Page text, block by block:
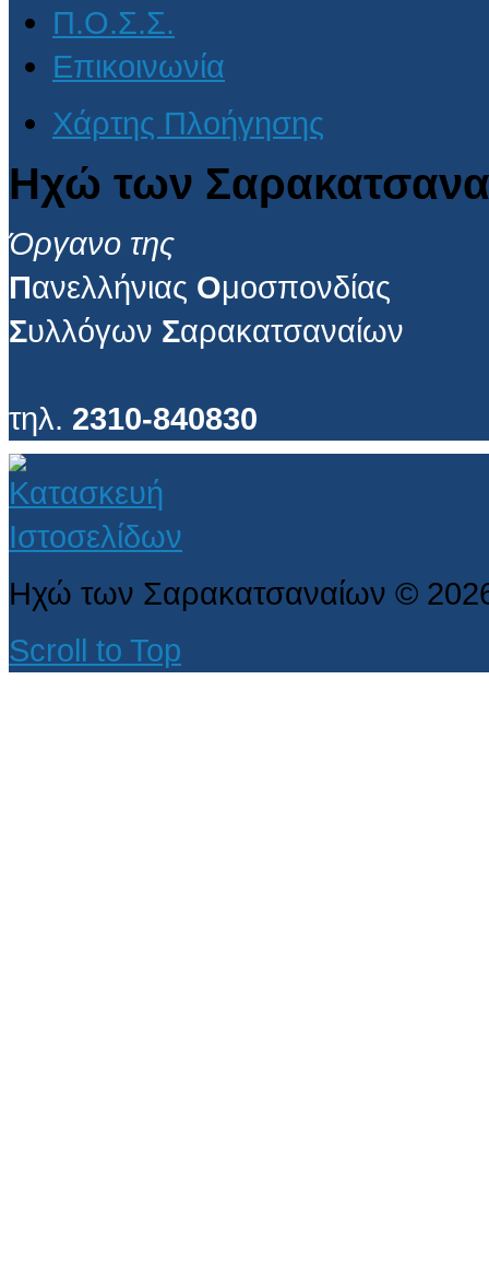
Π.Ο.Σ.Σ.
Επικοινωνία
Χάρτης Πλοήγησης
Ηχώ των
Όργανο της
Πανελλήνιας Ομοσπονδίας
Συλλόγων Σαρακατσαναίων
τηλ. 2310-840830
Ηχώ των Σαρακατσαναίων ©
Scroll to Top